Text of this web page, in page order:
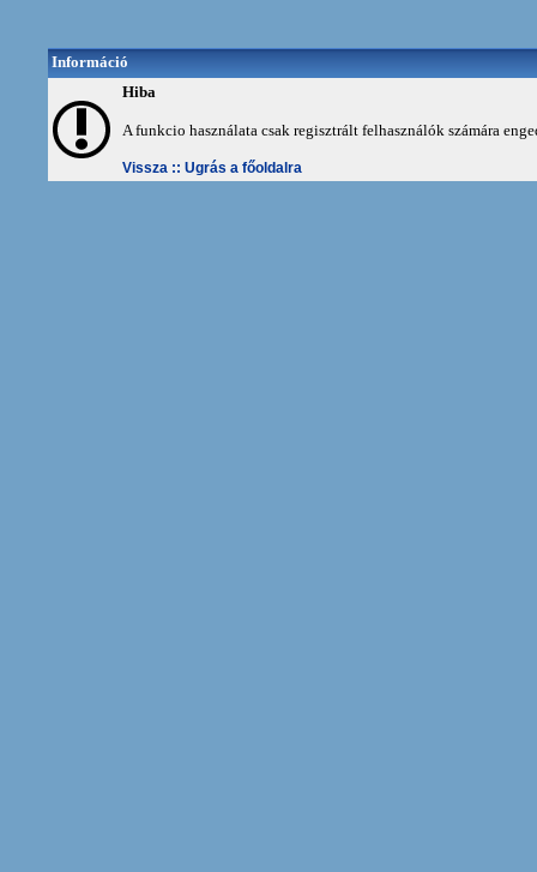
Információ
Hiba
A funkcio használata csak regisztrált felhasználók számára
Vissza :: Ugrás a főoldalra